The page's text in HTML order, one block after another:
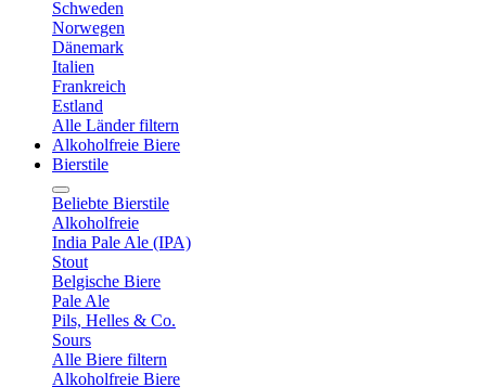
Schweden
Norwegen
Dänemark
Italien
Frankreich
Estland
Alle Länder filtern
Alkoholfreie Biere
Bierstile
Beliebte Bierstile
Alkoholfreie
India Pale Ale (IPA)
Stout
Belgische Biere
Pale Ale
Pils, Helles & Co.
Sours
Alle Biere filtern
Alkoholfreie Biere